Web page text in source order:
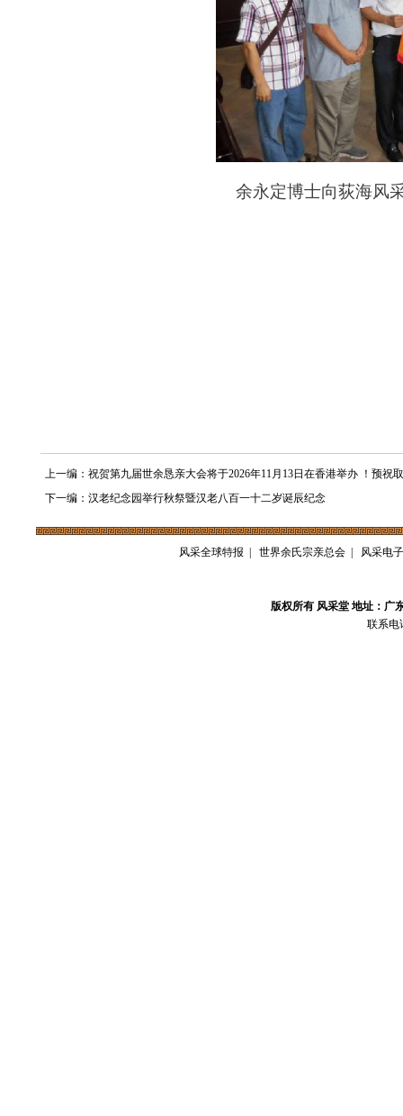
余永定博士向荻海风
上一编：祝贺第九届世余恳亲大会将于2026年11月13日在香港举办 ！预祝
下一编：汉老纪念园举行秋祭暨汉老八百一十二岁诞辰纪念
风采全球特报 世界余氏宗亲总会 风采电
版权所有 风采堂 地址：广
联系电